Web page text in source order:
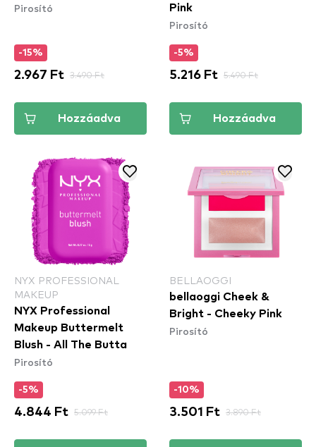
Pirosító
-15%
2.967 Ft 3.490 Ft
Hozzáadva
Pink
Pirosító
-5%
5.216 Ft 5.490 Ft
Hozzáadva
NYX PROFESSIONAL
MAKEUP
NYX Professional
Makeup Buttermelt
Blush - All The Butta​
Pirosító
-5%
4.844 Ft 5.099 Ft
BELLAOGGI
bellaoggi Cheek &
Bright - Cheeky Pink
Pirosító
-10%
3.501 Ft 3.890 Ft